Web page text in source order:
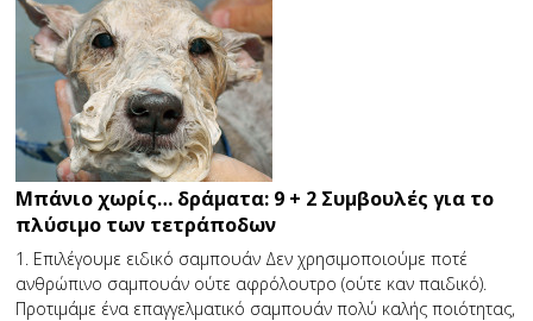
Μπάνιο χωρίς… δράματα: 9 + 2 Συμβουλές για το
πλύσιμο των τετράποδων
1. Επιλέγουμε ειδικό σαμπουάν Δεν χρησιμοποιούμε ποτέ
ανθρώπινο σαμπουάν ούτε αφρόλουτρο (ούτε καν παιδικό).
Προτιμάμε ένα επαγγελματικό σαμπουάν πολύ καλής ποιότητας,